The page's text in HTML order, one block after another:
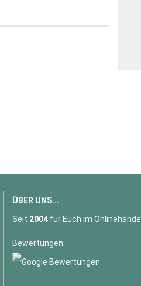
ÜBER UNS...
Seit 2004 für Euch im Onlinehandel.
Bewertungen